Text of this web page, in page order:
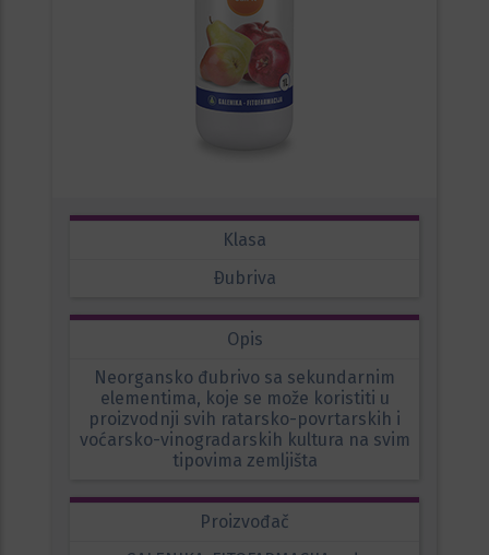
Klasa
Ðubriva
Opis
Neorgansko đubrivo sa sekundarnim
elementima, koje se može koristiti u
proizvodnji svih ratarsko-povrtarskih i
voćarsko-vinogradarskih kultura na svim
tipovima zemljišta
Proizvođač